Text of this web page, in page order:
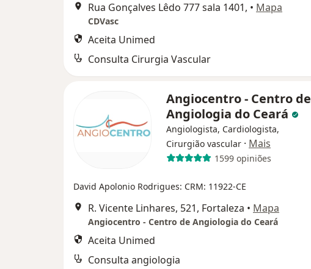
Rua Gonçalves Lêdo 777 sala 1401, • Mapa
CDVasc
Aceita Unimed
Consulta Cirurgia Vascular
Angiocentro - Centro de
Angiologia do Ceará
Angiologista, Cardiologista,
Cirurgião vascular · Mais
1599 opiniões
David Apolonio Rodrigues: CRM: 11922-CE
R. Vicente Linhares, 521, Fortaleza • Mapa
Angiocentro - Centro de Angiologia do Ceará
Aceita Unimed
Consulta angiologia